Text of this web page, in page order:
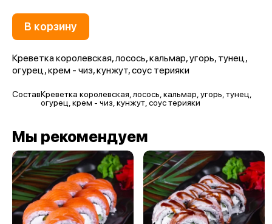
В корзину
Креветка королевская, лосось, кальмар, угорь, тунец,
огурец, крем - чиз, кунжут, соус терияки
СоставКреветка королевская, лосось, кальмар, угорь, тунец,
огурец, крем - чиз, кунжут, соус терияки
Мы рекомендуем